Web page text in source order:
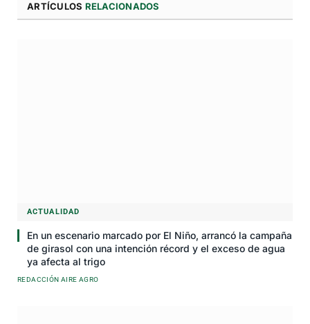
ARTÍCULOS RELACIONADOS
ACTUALIDAD
En un escenario marcado por El Niño, arrancó la campaña
de girasol con una intención récord y el exceso de agua
ya afecta al trigo
REDACCIÓN AIRE AGRO